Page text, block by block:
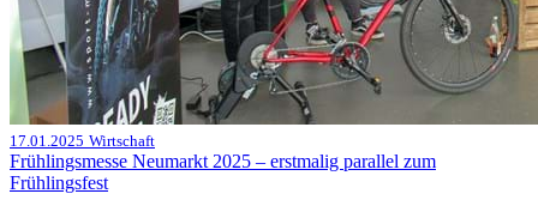
17.01.2025 Wirtschaft
Frühlingsmesse Neumarkt 2025 – erstmalig parallel zum
Frühlingsfest